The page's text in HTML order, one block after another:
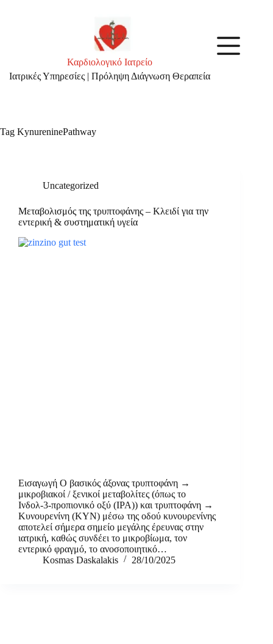
Καρδιολογικό Ιατρείο
Ιατρικές Υπηρεσίες | Πρόληψη Διάγνωση Θεραπεία
Tag KynureninePathway
Uncategorized
Μεταβολισμός της τρυπτοφάνης – Κλειδί για την
εντερική & συστηματική υγεία
Εισαγωγή Ο βασικός άξονας τρυπτοφάνη →
μικροβιακοί / ξενικοί μεταβολίτες (όπως το
Ινδολ‑3‑προπιονικό οξύ (IPA)) και τρυπτοφάνη →
Κυνουρενίνη (KYN) μέσω της οδού κυνουρενίνης
αποτελεί σήμερα σημείο μεγάλης έρευνας στην
ιατρική, καθώς συνδέει το μικροβίωμα, τον
εντερικό φραγμό, το ανοσοποιητικό…
Kosmas Daskalakis
28/10/2025